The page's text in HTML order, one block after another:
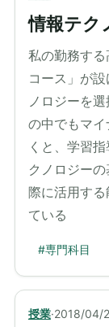
情報テク
私の勤務す
コース」が
ノロジーを
の中でもマ
くと、学習
クノロジー
際に活用す
ている
#専門科目
授業·2018/04/